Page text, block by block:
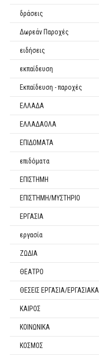
δράσεις
Δωρεάν Παροχές
ειδήσεις
εκπαίδευση
Εκπαίδευση - παροχές
ΕΛΛΑΔΑ
ΕΛΛΑΔΑΟΛΑ
ΕΠΙΔΟΜΑΤΑ
επιδόματα
ΕΠΙΣΤΗΜΗ
ΕΠΙΣΤΉΜΗ/ΜΥΣΤΗΡΙΟ
ΕΡΓΑΣΙΑ
εργασία
ΖΩΔΙΑ
ΘΕΑΤΡΟ
ΘΕΣΕΙΣ ΕΡΓΑΣΙΑ/ΕΡΓΑΣΙΑΚΑ
ΚΑΙΡΟΣ
ΚΟΙΝΩΝΙΚΑ
ΚΟΣΜΟΣ